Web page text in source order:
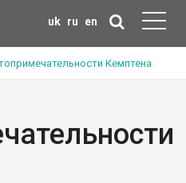
uk ru en
Кемптена